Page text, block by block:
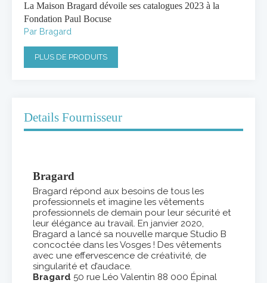
La Maison Bragard dévoile ses catalogues 2023 à la
Fondation Paul Bocuse
Par Bragard
PLUS DE PRODUITS
Details Fournisseur
Bragard
Bragard répond aux besoins de tous les
professionnels et imagine les vêtements
professionnels de demain pour leur sécurité et
leur élégance au travail. En janvier 2020,
Bragard a lancé sa nouvelle marque Studio B
concoctée dans les Vosges ! Des vêtements
avec une effervescence de créativité, de
singularité et d’audace.
Bragard 50 rue Léo Valentin 88 000 Épinal